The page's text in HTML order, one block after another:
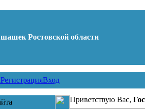
Ростовской области
РегистрацияВход
Приветствую Вас,